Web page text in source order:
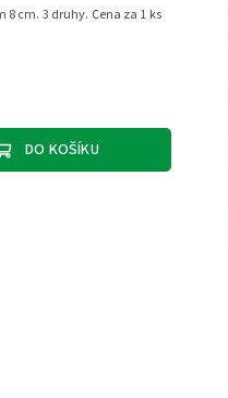
DO KOŠÍKU
8 cm. 3 druhy. Cena za 1 ks